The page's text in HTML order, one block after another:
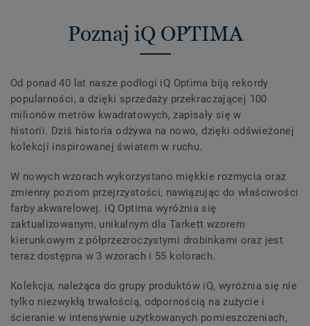
Poznaj iQ OPTIMA
Od ponad 40 lat nasze podłogi iQ Optima biją rekordy
popularności, a dzięki sprzedaży przekraczającej 100
milionów metrów kwadratowych, zapisały się w
historii. Dziś historia odżywa na nowo, dzięki odświeżonej
kolekcji inspirowanej światem w ruchu.
W nowych wzorach wykorzystano miękkie rozmycia oraz
zmienny poziom przejrzystości, nawiązując do właściwości
farby akwarelowej. iQ Optima wyróżnia się
zaktualizowanym, unikalnym dla Tarkett wzorem
kierunkowym z półprzezroczystymi drobinkami oraz jest
teraz dostępna w 3 wzorach i 55 kolorach.
Kolekcja, należąca do grupy produktów iQ, wyróżnia się nie
tylko niezwykłą trwałością, odpornością na zużycie i
ścieranie w intensywnie użytkowanych pomieszczeniach,